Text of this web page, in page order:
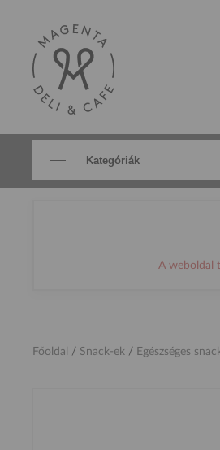
Kategóriák
A weboldal
Főoldal / Snack-ek / Egészséges